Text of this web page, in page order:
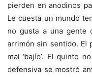
pierden en anodinos
Le cuesta un mundo
no gusta a una gente
arrimón sin sentido. El
mal ‘bajío’. El quinto
defensiva se mostró